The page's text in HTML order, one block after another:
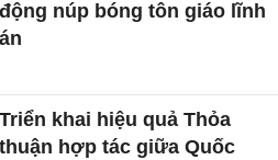
động núp bóng tôn giáo lĩnh
án
Triển khai hiệu quả Thỏa
thuận hợp tác giữa Quốc